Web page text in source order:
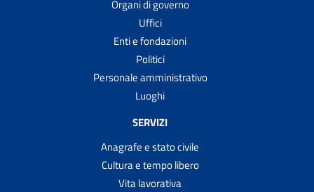
Organi di governo
Uffici
Enti e fondazioni
Politici
Personale amministrativo
Luoghi
SERVIZI
Anagrafe e stato civile
Cultura e tempo libero
Vita lavorativa